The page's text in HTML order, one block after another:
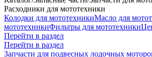
Расходники для мототехники
Колодки для мототехникиМасло для
мототехникиФильтры для мототехники
Перейти в раздел
Перейти в раздел
Запчасти для подвесных лодочных